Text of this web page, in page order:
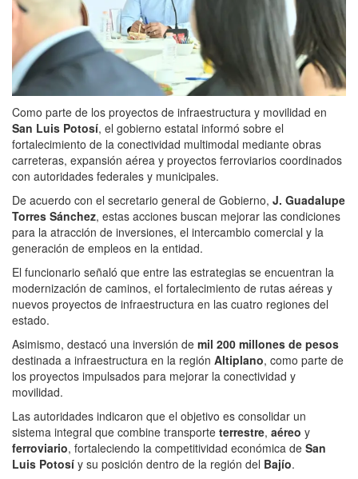
Como parte de los proyectos de infraestructura y movilidad en
San Luis Potosí, el gobierno estatal informó sobre el
fortalecimiento de la conectividad multimodal mediante obras
carreteras, expansión aérea y proyectos ferroviarios coordinados
con autoridades federales y municipales.
De acuerdo con el secretario general de Gobierno, J. Guadalupe
Torres Sánchez, estas acciones buscan mejorar las condiciones
para la atracción de inversiones, el intercambio comercial y la
generación de empleos en la entidad.
El funcionario señaló que entre las estrategias se encuentran la
modernización de caminos, el fortalecimiento de rutas aéreas y
nuevos proyectos de infraestructura en las cuatro regiones del
estado.
Asimismo, destacó una inversión de mil 200 millones de pesos
destinada a infraestructura en la región Altiplano, como parte de
los proyectos impulsados para mejorar la conectividad y
movilidad.
Las autoridades indicaron que el objetivo es consolidar un
sistema integral que combine transporte terrestre, aéreo y
ferroviario, fortaleciendo la competitividad económica de San
Luis Potosí y su posición dentro de la región del Bajío.